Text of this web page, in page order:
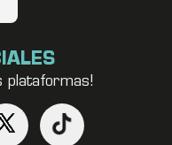
plataformas!